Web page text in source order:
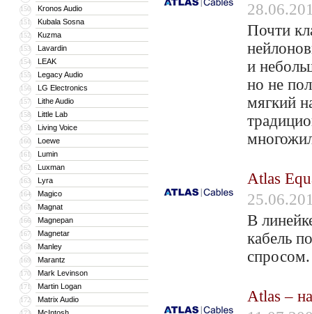
150 Kronos Audio
151 Kubala Sosna
152 Kuzma
153 Lavardin
154 LEAK
155 Legacy Audio
156 LG Electronics
157 Lithe Audio
158 Little Lab
159 Living Voice
160 Loewe
161 Lumin
162 Luxman
163 Lyra
164 Magico
165 Magnat
166 Magnepan
167 Magnetar
168 Manley
169 Marantz
170 Mark Levinson
171 Martin Logan
172 Matrix Audio
Почти
и
но не
мягкий
Atlas
В
кабель
Atlas –